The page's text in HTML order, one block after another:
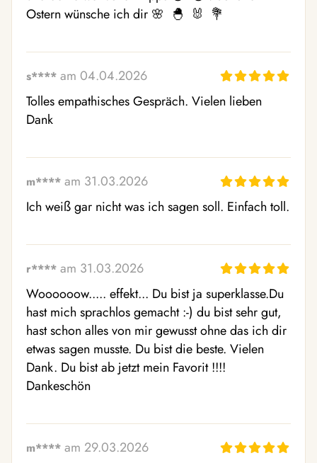
Ostern wünsche ich dir 🌸  🐣  🐰  💐
s**** am 04.04.2026
Tolles empathisches Gespräch. Vielen lieben
Dank
m**** am 31.03.2026
Ich weiß gar nicht was ich sagen soll. Einfach toll.
r**** am 31.03.2026
Woooooow..... effekt... Du bist ja superklasse.Du
hast mich sprachlos gemacht :-) du bist sehr gut,
hast schon alles von mir gewusst ohne das ich dir
etwas sagen musste. Du bist die beste. Vielen
Dank. Du bist ab jetzt mein Favorit !!!!
Dankeschön
m**** am 29.03.2026